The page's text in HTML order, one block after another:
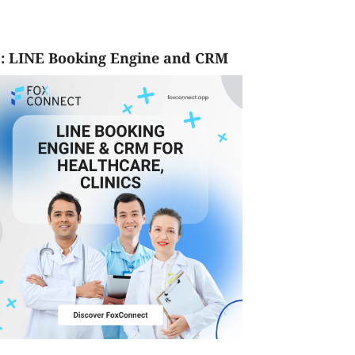
LINE Booking Engine and CRM